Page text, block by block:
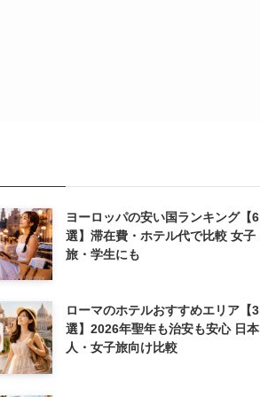
ヨーロッパの安い国ランキング【6
選】滞在費・ホテル代で比較 女子
旅・学生にも
ローマのホテルおすすめエリア【3
選】2026年聖年も治安も安心 日本
人・女子旅向け比較